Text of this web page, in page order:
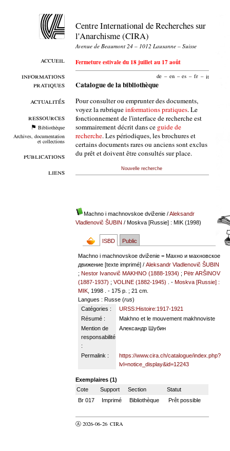
accueil
informations
pratiques
actualités
ressources
Bibliothèque
Archives, documentation
et collections
publications
liens
Centre International de Recherches sur
l'Anarchisme (CIRA)
Avenue de Beaumont 24 – 1012 Lausanne – Suisse
Fermeture estivale du 18 juillet au 17 août
de – en – es – fr – it
Catalogue de la bibliothèque
Pour consulter ou emprunter des documents,
voyez la rubriqueinformations pratiques. Le
fonctionnement de l'interface de recherche est
sommairement décrit dans ce guide de
recherche. Les périodiques, les brochures et
certains documents rares ou anciens sont exclus
du prêt et doivent être consultés sur place.
Nouvelle recherche
Machno i machnovskoe dviženie/Aleksandr
Vladlenovič ŠUBIN / Moskva [Russie] : MIK (1998)
ISBD Public
Machno i machnovskoe dviženie = Махно и махновское
движение [texte imprimé] /Aleksandr Vladlenovič ŠUBIN
;Nestor Ivanovič MAKHNO (1888-1934) ;Pëtr ARŠINOV
(1887-1937) ;VOLINE (1882-1945) . -Moskva [Russie] :
MIK , 1998 . - 175 p. ; 21 cm.
Langues : Russe (rus)
Catégories :
URSS:Histoire:1917-1921
Résumé :
Makhno et le mouvement makhnoviste
Mention de
responsabilité
:
Александр Шубин
Permalink :
https://www.cira.ch/catalogue/index.php?
lvl=notice_display&id=12243
Exemplaires (1)
Cote
Support Section
Statut
Br 017
Imprimé Bibliothèque Prêt possible
Ⓐ 2026-06-26 CIRA